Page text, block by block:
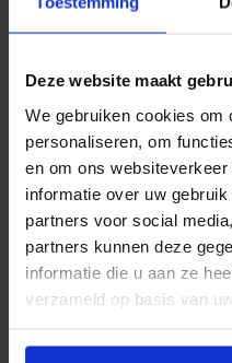
Deze website maakt
We gebruiken cookies om
personaliseren, om
en om ons
informatie over uw
partners voor social
partners kunnen deze
informatie die u aan ze
verzameld op basis van
aansluiten bij de meest
uitvaartwensen. In één
op deze manier alleen
afnemen en wat past
wenst, kunt u deze
Door met vaste
Goedkope Uitvaart24 u
persoonlijke en
eerlijk tarief garanderen.